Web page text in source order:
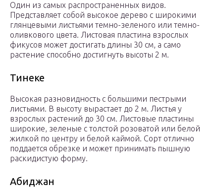
Один из самых распространенных видов.
Представляет собой высокое дерево с широкими
глянцевыми листьями темно-зеленого или темно-
оливкового цвета. Листовая пластина взрослых
фикусов может достигать длины 30 см, а само
растение способно достигнуть высоты 2 м.
Тинеке
Высокая разновидность с большими пестрыми
листьями. В высоту вырастает до 2 м. Листья у
взрослых растений до 30 см. Листовые пластины
широкие, зеленые с толстой розоватой или белой
жилкой по центру и белой каймой. Сорт отлично
поддается обрезке и может принимать пышную
раскидистую форму.
Абиджан